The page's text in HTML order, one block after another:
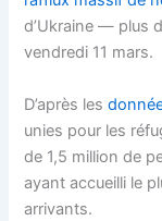
d’Ukraine — plus
vendredi 11 mars.
D’après les
unies pour les
de 1,5 million de
ayant accueilli le
arrivants.